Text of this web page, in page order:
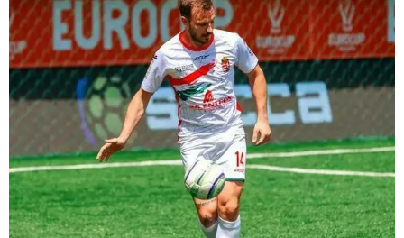
E-mail
Hozzájárulok a személyes adataim (név
és e-mail cím) kezeléséhez a Ma7
médiacsalád hírlevelének fogadása
céljából.